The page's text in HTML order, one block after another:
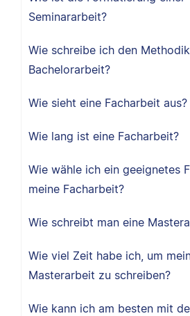
Seminararbeit?
Wie schreibe ich den
Bachelorarbeit?
Wie sieht eine Facharbeit aus?
Wie lang ist eine Facharbeit?
Wie wähle ich ein geeignetes
meine Facharbeit?
Wie schreibt man eine
Wie viel Zeit habe ich, um
Masterarbeit zu schreiben?
Wie kann ich am besten mit